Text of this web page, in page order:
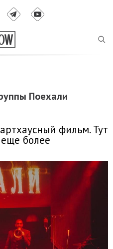
Поехали
фильм. Тут
более